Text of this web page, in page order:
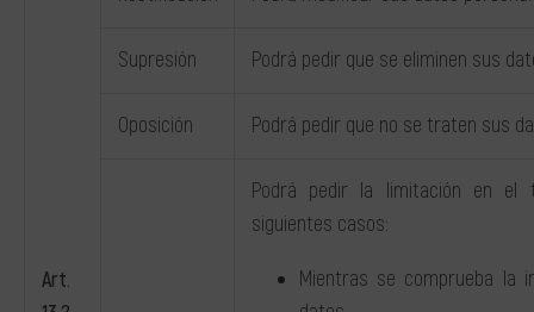
Art.
Supresión Podrá pedir que se eliminen sus
Oposición Podrá pedir que no se traten sus
Podrá pedir la limitación en
siguientes casos:
Mientras se comprueba la